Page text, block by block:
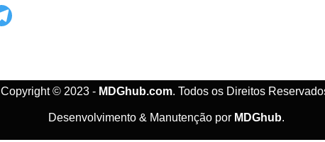
Copyright © 2023 - MDGhub.com. Todos os Direitos
Desenvolvimento & Manutenção por MDGhub.